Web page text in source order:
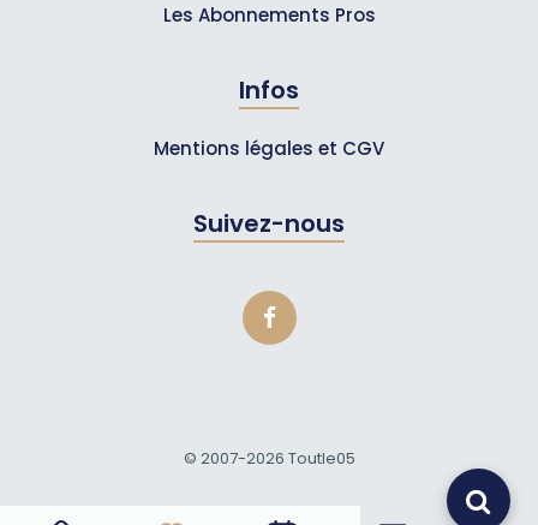
Les Abonnements Pros
Infos
Mentions légales et CGV
Suivez-nous
© 2007-2026 Toutle05